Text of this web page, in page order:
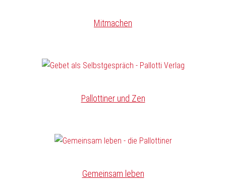
Mitmachen
Pallottiner und Zen
Gemeinsam leben